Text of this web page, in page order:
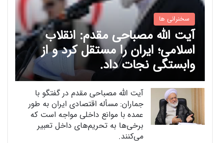
سخنرانی ها
آیت الله مصباحی مقدم: انقلاب
اسلامی؛ ایران را مستقل کرد و از
وابستگی نجات داد.
آیت الله مصباحی مقدم در گفتگو با
جماران: مسأله اقتصادی ایران به طور
عمده با موانع داخلی مواجه است که
برخی‌ها به تحریم‌های داخل تعبیر
می‌کنند.